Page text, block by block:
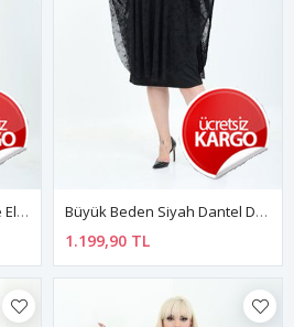
Payetli Büyük Beden Abiye Elbise 27A-2801 Büyük Beden Siyah Dantel Detaylı Yarasa Kol Elbise 44B-2800
1.199,90 TL